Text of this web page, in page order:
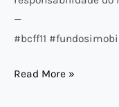
—
#bcff11
Read More »